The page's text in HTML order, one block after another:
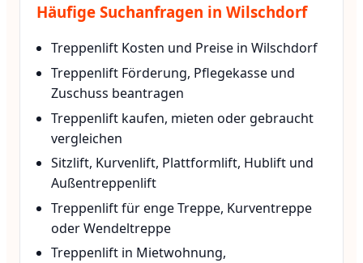
Häufige Suchanfragen in Wilschdorf
Treppenlift Kosten und Preise in Wilschdorf
Treppenlift Förderung, Pflegekasse und
Zuschuss beantragen
Treppenlift kaufen, mieten oder gebraucht
vergleichen
Sitzlift, Kurvenlift, Plattformlift, Hublift und
Außentreppenlift
Treppenlift für enge Treppe, Kurventreppe
oder Wendeltreppe
Treppenlift in Mietwohnung,